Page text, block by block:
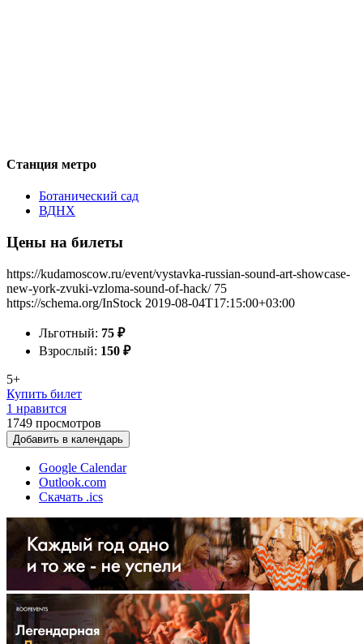
Станция метро
Ботанический сад
ВДНХ
Цены на билеты
https://kudamoscow.ru/event/vystavka-russian-sound-art-showcase-
new-york-zvuki-vzloma-sound-of-hack/ 75
https://schema.org/InStock 2019-08-04T17:15:00+03:00
Льготный: 75 ₽
Взрослый: 150 ₽
5+
Купить билет
1 нравится
1749 просмотров
Добавить в календарь
Google Calendar
Outlook.com
Скачать .ics